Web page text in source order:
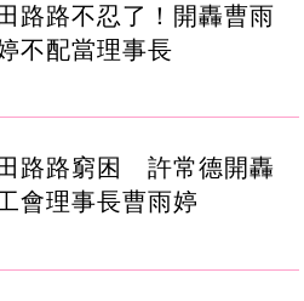
路路不忍了！開轟曹雨
不配當理事長
田路路窮困 許常德開轟
會理事長曹雨婷